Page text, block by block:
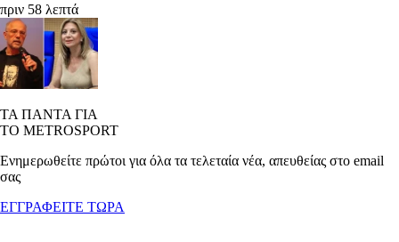
πριν 58 λεπτά
ΤΑ ΠΑΝΤΑ ΓΙΑ
ΤΟ METROSPORT
Ενημερωθείτε πρώτοι για όλα τα τελεταία νέα, απευθείας στο email
σας
ΕΓΓΡΑΦΕΙΤΕ ΤΩΡΑ